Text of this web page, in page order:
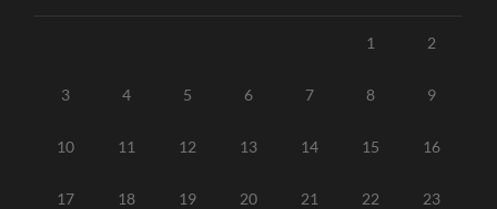
1 2
3 4 5 6 7 8 9
10 11 12 13 14 15 16
17 18 19 20 21 22 23